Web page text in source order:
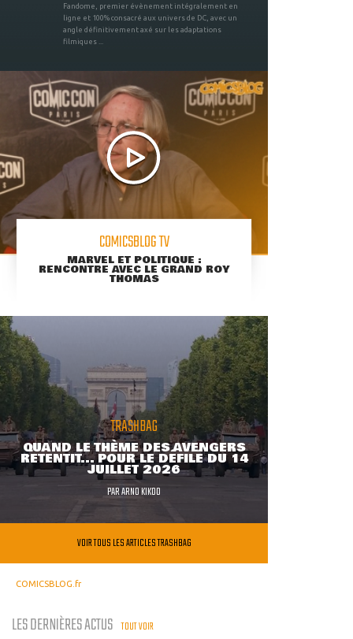
Fandome, premier évènement intégralement en
ligne et 100% consacré aux univers de DC, avec un
angle définitivement axé sur les adaptations
filmiques ...
COMICSBLOG TV
MARVEL ET POLITIQUE :
RENCONTRE AVEC LE GRAND ROY
THOMAS
TRASHBAG
QUAND LE THÈME DES AVENGERS
RETENTIT... POUR LE DÉFILÉ DU 14
JUILLET 2026
PARARNO KIKOO
VOIR TOUS LES ARTICLES TRASHBAG
COMICSBLOG.fr
LES DERNIÈRES ACTUS TOUT VOIR